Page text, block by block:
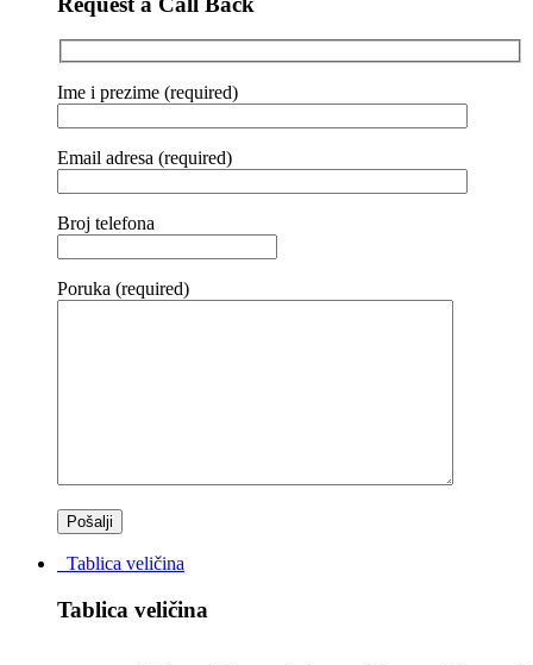
Ime i prezime (required)
Email adresa (required)
Broj telefona
Poruka (required)
Tablica veličina
Tablica veličina